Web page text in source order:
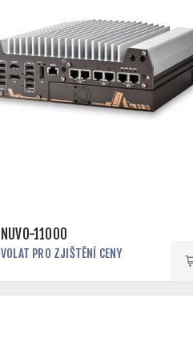
NUVO-11000
VOLAT PRO ZJIŠTĚNÍ CENY